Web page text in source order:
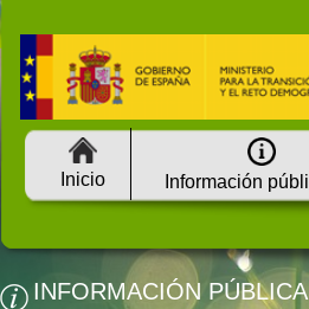
Inicio Información
INFORMACIÓN